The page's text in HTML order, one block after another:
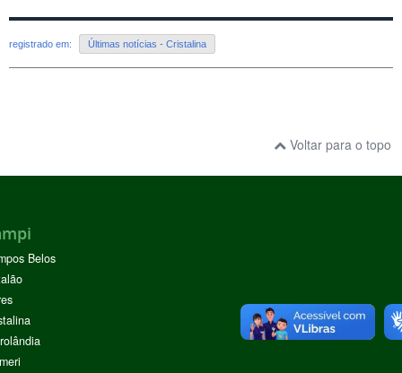
registrado em: Últimas notícias - Cristalina
Voltar para o topo
Belos